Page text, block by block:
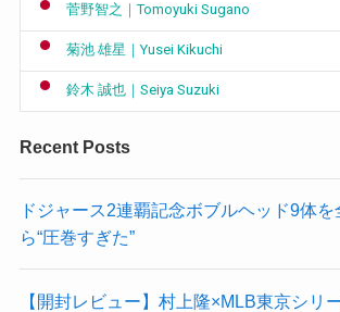
菅野智之｜Tomoyuki Sugano
菊池 雄星｜Yusei Kikuchi
鈴木 誠也｜Seiya Suzuki
Recent Posts
ドジャース2連覇記念ボブルヘッド9体
ら“圧巻すぎた”
【開封レビュー】村上隆×MLB東京シリ